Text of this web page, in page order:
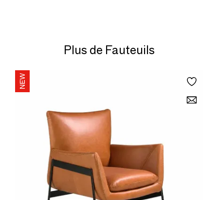
Plus de Fauteuils